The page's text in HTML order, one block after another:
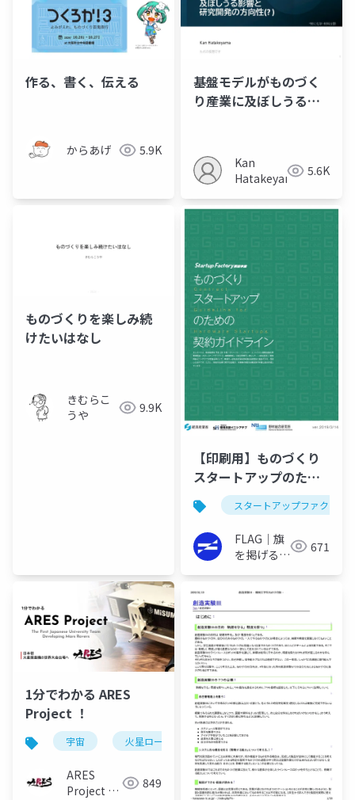
作る、書く、伝える
からあげ 5.9K
基盤モデルがものづく
り産業に及ぼしうる影
Kan
Hatakeyama 5.6K
ものづくりを楽しみ続
けたいはなし
きむらこ
うや
9.9K
【印刷用】ものづくり
スタートアップのため
の契約ガイドライン
スタートアップファクトリ
FLAG｜旗
を掲げるイ
671
1分でわかる ARES
Project ！
宇宙 火星ローバー urc
ARES
Project /
849